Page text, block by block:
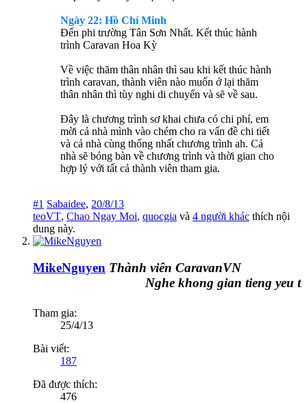
Ngày 22: Hồ Chí Minh
Đến phi trường Tân Sơn Nhất. Kết thúc hành
trình Caravan Hoa Kỳ
Về việc thăm thân nhân thì sau khi kết thúc hành
trình caravan, thành viên nào muốn ở lại thăm
thân nhân thì tùy nghi di chuyển và sẽ về sau.
Đây là chương trình sơ khai chưa có chi phí, em
mời cả nhà mình vào chém cho ra vấn đề chi tiết
và cả nhà cùng thống nhất chương trình ah. Cả
nhà sẽ bóng bàn về chương trình và thời gian cho
hợp lý với tất cả thành viên tham gia.
#1 Sabaidee, 20/8/13
teoVT, Chao Ngay Moi, quocgia và 4 người khác thích nội
dung này.
MikeNguyen Thành viên CaravanVN
Nghe khong gian tieng yeu
Tham gia:
25/4/13
Bài viết:
187
Đã được thích:
476